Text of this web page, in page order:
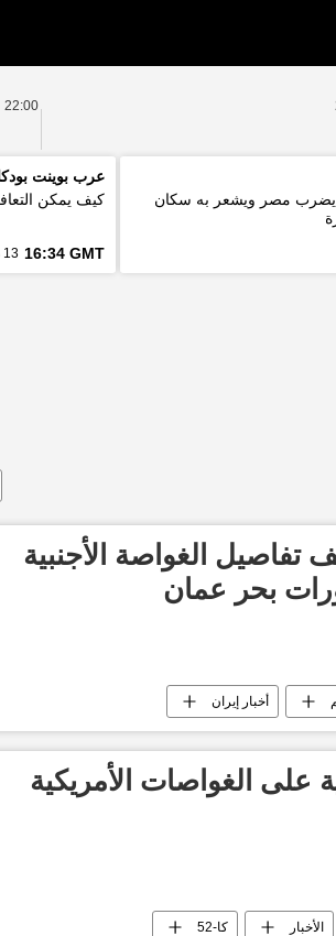
22:00
5.6 درجة يضرب مصر ويشعر به سكان
عرب بوينت
كيف يمكن
16:34 GMT 13 د
تفاصيل الغواصة الأجنبية
بحر عمان
أخبار إيران
على الغواصات الأمريكية
الأخبار كا-52